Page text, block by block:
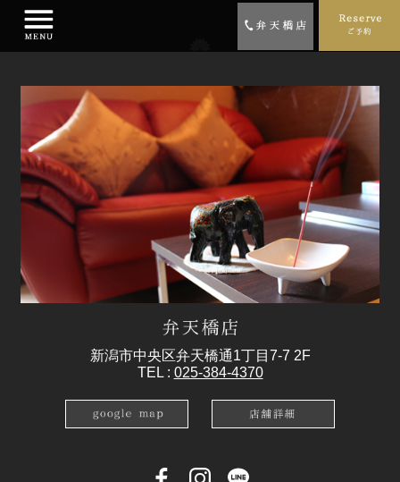
新潟市中央区弁天橋通1丁目7-7 2F
TEL : 025-384-4370